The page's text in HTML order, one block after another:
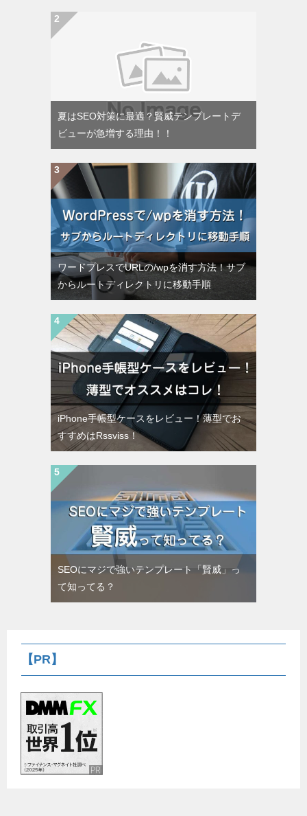
夏はSEO対策に最適？賢威テンプレートデ
ビューが急増する理由！！
ワードプレスでURLの/wpを消す方法！サブ
からルートディレクトリに移動手順
iPhone手帳型ケースをレビュー！薄型でお
すすめはRssviss！
SEOにマジで強いテンプレート「賢威」っ
て知ってる？
【PR】